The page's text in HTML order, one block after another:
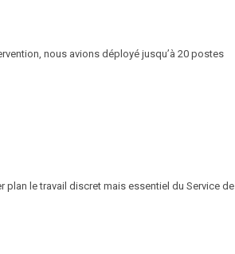
nous avions déployé jusqu’à 20 postes
plan le travail discret mais essentiel du Service de